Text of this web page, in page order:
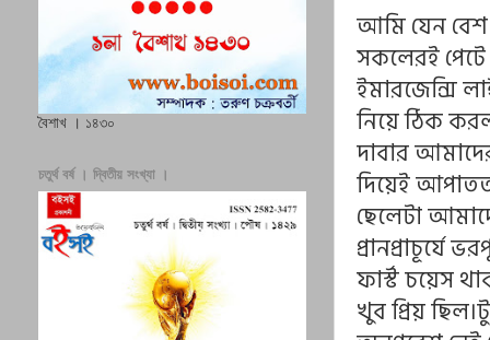
আমি যেন
সকলেরই পেটে
ইমারজেন্সি
নিয়ে ঠিক
দাবার
দিয়েই
ছেলেটা
ফার্স্ট চয়েস
খুব প্রিয়
বৈশাখ । ১৪৩০
চতুর্থ বর্ষ । দ্বিতীয় সংখ্যা ।